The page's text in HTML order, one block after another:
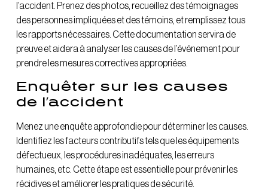
l’accident. Prenez des photos, recueillez des témoignages
des personnes impliquées et des témoins, et remplissez tous
les rapports nécessaires. Cette documentation servira de
preuve et aidera à analyser les causes de l’événement pour
prendre les mesures correctives appropriées.
Enquêter sur les causes
de l’accident
Menez une enquête approfondie pour déterminer les causes.
Identifiez les facteurs contributifs tels que les équipements
défectueux, les procédures inadéquates, les erreurs
humaines, etc. Cette étape est essentielle pour prévenir les
récidives et améliorer les pratiques de sécurité.